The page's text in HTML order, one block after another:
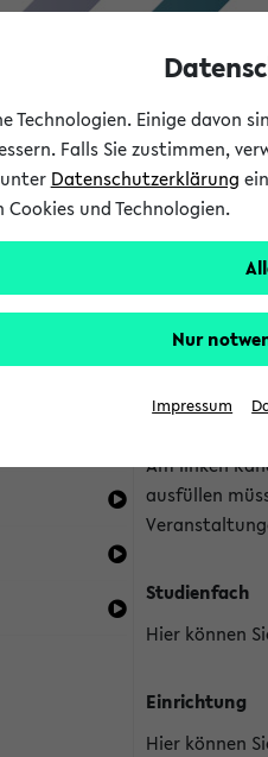
Studium
eKVV
Sie können
die für Sie
Am linken
ausfüllen
Studienfach
Hier können
Einrichtung
Hier können
Technologien. Einige
Falls Sie zustimmen,
Datenschutzerklärung
und Technologien.
Nur
Impressum